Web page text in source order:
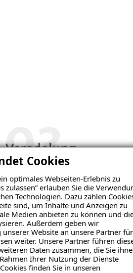
Cookies
optimales Webseiten-Erlebnis zu
zulassen” erlauben Sie die
Technologien. Dazu zählen
sind, um Inhalte und Anzeigen zu
Medien anbieten zu können und
Außerdem geben wir
Website an unsere Partner für
weiter. Unsere Partner führen
Daten zusammen, die Sie
Ihrer Nutzung der Dienste
finden Sie in unseren
03
Veredelung
Anschließend versehen wir die
Armierungsgewebe einarbeiten.
dann optional besonders glatte,
Innendämmung erstellen. Je nach
farblich gestaltet werden.